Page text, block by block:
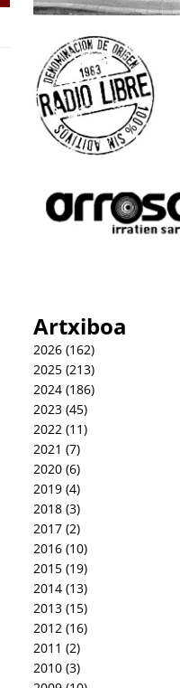
Artxiboa
2026(162)
2025(213)
2024(186)
2023(45)
2022 (11)
2021 (7)
2020(6)
2019(4)
2018(3)
2017(2)
2016(10)
2015(19)
2014(13)
2013(15)
2012 (16)
2011 (2)
2010(3)